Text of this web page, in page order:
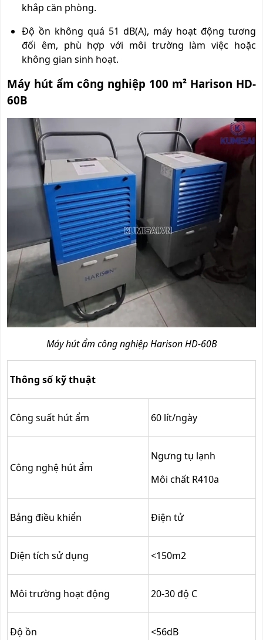
khắp căn phòng.
Độ ồn không quá 51 dB(A), máy hoạt động tương
đối êm, phù hợp với môi trường làm việc hoặc
không gian sinh hoạt.
Máy hút ẩm công nghiệp 100 m² Harison HD-
60B
Máy hút ẩm công nghiệp Harison HD-60B
Thông số kỹ thuật
Công suất hút ẩm 60 lít/ngày
Công nghệ hút ẩm
Ngưng tụ lạnh
Môi chất R410a
Bảng điều khiển Điện tử
Diện tích sử dụng <150m2
Môi trường hoạt động 20-30 độ C
Độ ồn <56dB